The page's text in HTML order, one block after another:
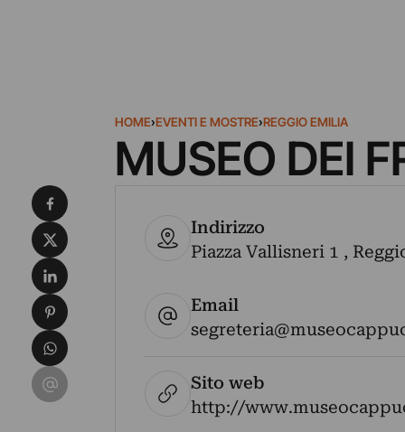
HOME›EVENTI E MOSTRE›REGGIO EMILIA
MUSEO DEI
Indirizzo
Piazza Vallisneri 1 ,
Email
Sito web
http://
Condividi su Facebook
Condividi su X
Condividi su LinkedIn
Condividi su Pinterest
Condividi su WhatsApp
Condividi su Email